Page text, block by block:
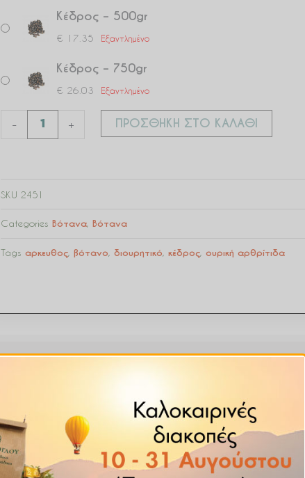
Κέδρος – 500gr
€ 17.35 Εξαντλημένο
Κέδρος – 750gr
€ 26.03 Εξαντλημένο
- + ΠΡΟΣΘΉΚΗ ΣΤΟ ΚΑΛΆΘΙ
SKU 2451
Categories Βότανα Βότανα
Tags αρκευθος βότανο διουρητικό κέδρος ουρική αρθρίτιδα